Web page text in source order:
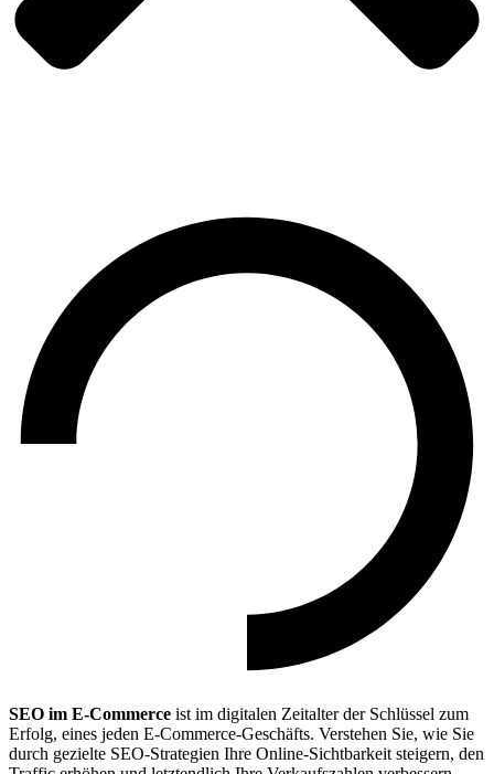
SEO im E-Commerce ist im digitalen Zeitalter der Schlüssel zum
Erfolg, eines jeden E-Commerce-Geschäfts. Verstehen Sie, wie Sie
durch gezielte SEO-Strategien Ihre Online-Sichtbarkeit steigern, den